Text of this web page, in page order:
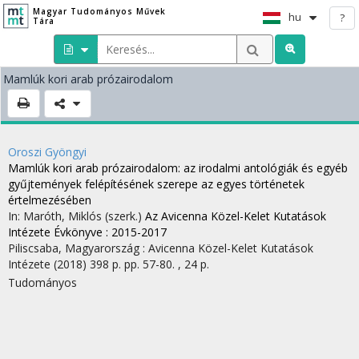
Magyar Tudományos Művek
Tára
hu ?
Mamlúk kori arab prózairodalom
Oroszi Gyöngyi
Mamlúk kori arab prózairodalom: az irodalmi antológiák és egyéb
gyűjtemények felépítésének szerepe az egyes történetek
értelmezésében
In: Maróth, Miklós (szerk.) Az Avicenna Közel-Kelet Kutatások
Intézete Évkönyve : 2015-2017
Piliscsaba, Magyarország : Avicenna Közel-Kelet Kutatások
Intézete (2018) 398 p. pp. 57-80. , 24 p.
Tudományos